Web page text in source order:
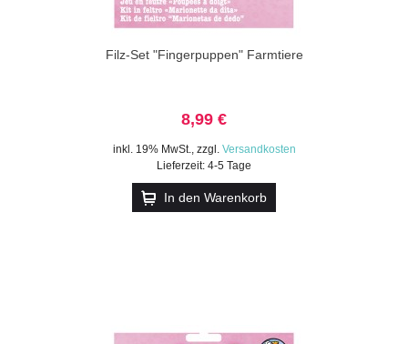
Filz-Set "Fingerpuppen" Farmtiere
8,99 €
inkl. 19% MwSt., zzgl. Versandkosten
Lieferzeit: 4-5 Tage
In den Warenkorb